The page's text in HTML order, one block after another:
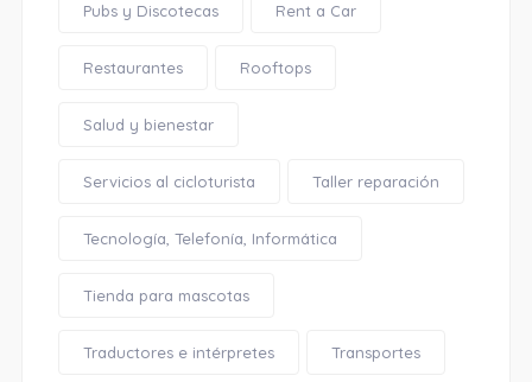
Pubs y Discotecas Rent a Car
Restaurantes Rooftops
Salud y bienestar
Servicios al cicloturista Taller reparación
Tecnología, Telefonía, Informática
Tienda para mascotas
Traductores e intérpretes Transportes